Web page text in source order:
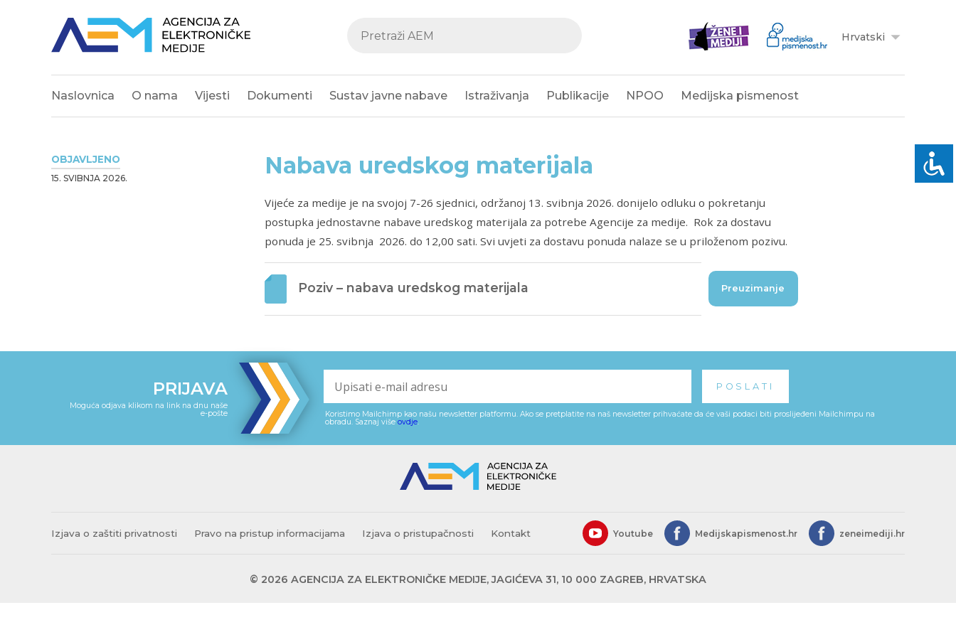
Hrvatski
Naslovnica O nama Vijesti Dokumenti Sustav javne nabave Istraživanja Publikacije NPOO Medijska pismenost
OBJAVLJENO
15. SVIBNJA 2026. Nabava uredskog materijala
Vijeće za medije je na svojoj 7-26 sjednici, održanoj 13. svibnja 2026. donijelo odluku o pokretanju
postupka jednostavne nabave uredskog materijala za potrebe Agencije za medije. Rok za dostavu
ponuda je 25. svibnja 2026. do 12,00 sati. Svi uvjeti za dostavu ponuda nalaze se u priloženom pozivu.
Poziv – nabava uredskog materijala Preuzimanje
PRIJAVA
Moguća odjava klikom na link na dnu naše
e-pošte
Koristimo Mailchimp kao našu newsletter platformu. Ako se pretplatite na naš newsletter prihvaćate da će vaši podaci biti proslijeđeni Mailchimpu na
obradu. Saznaj više ovdje.
Izjava o zaštiti privatnosti Pravo na pristup informacijama Izjava o pristupačnosti Kontakt Youtube Medijskapismenost.hr zeneimediji.hr
© 2026 AGENCIJA ZA ELEKTRONIČKE MEDIJE, JAGIĆEVA 31, 10 000 ZAGREB, HRVATSKA